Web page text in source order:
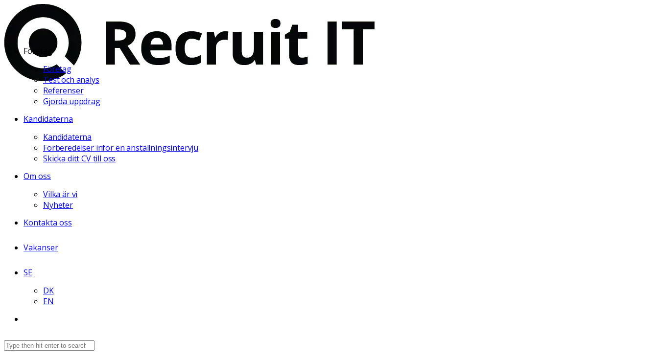
Företag
Företag
Test och analys
Referenser
Gjorda uppdrag
Kandidaterna
Kandidaterna
Förberedelser inför en anställningsintervju
Skicka ditt CV till oss
Om oss
Vilka är vi
Nyheter
Kontakta oss
Vakanser
SE
DK
EN